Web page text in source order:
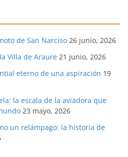
de San Narciso 26 junio, 2026
Villa de Araure 21 junio, 2026
eterno de una aspiración 19
la escala de la aviadora que
23 mayo, 2026
un relámpago: la historia de